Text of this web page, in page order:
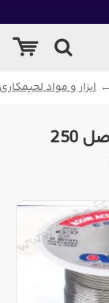
ابزار و مواد لحیمکاری
سیم قلع 0.8mm آساهی مالزی اصل 250